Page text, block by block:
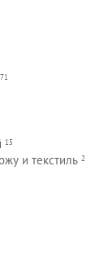
71
15
и текстиль 2